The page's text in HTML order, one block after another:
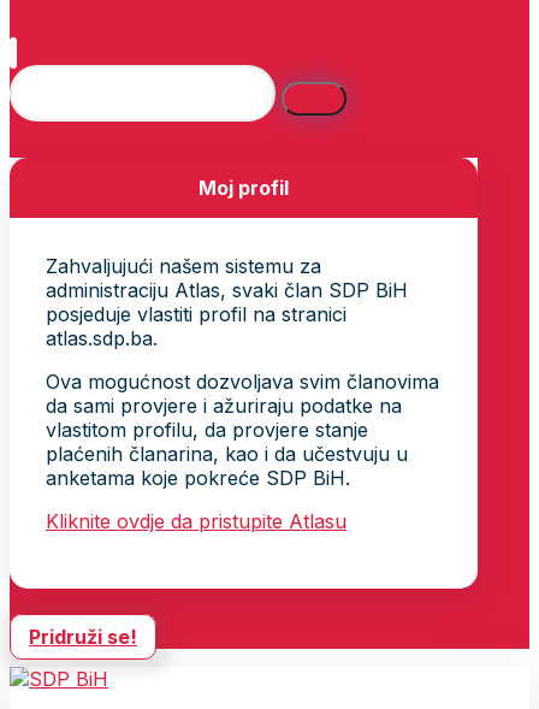
Moj profil
Zahvaljujući našem sistemu za
administraciju Atlas, svaki član SDP BiH
posjeduje vlastiti profil na stranici
atlas.sdp.ba.
Ova mogućnost dozvoljava svim članovima
da sami provjere i ažuriraju podatke na
vlastitom profilu, da provjere stanje
plaćenih članarina, kao i da učestvuju u
anketama koje pokreće SDP BiH.
Kliknite ovdje da pristupite Atlasu
Pridruži se!